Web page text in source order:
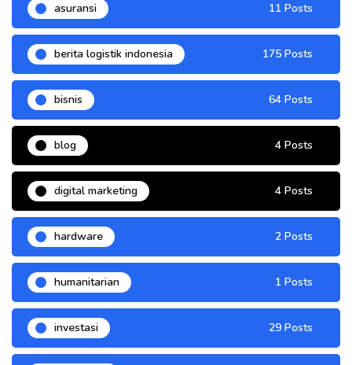
asuransi 11 Posts
berita logistik indonesia 175 Posts
bisnis 64 Posts
blog 4 Posts
digital marketing 4 Posts
hardware 2 Posts
humanitarian 1 Posts
investasi 29 Posts